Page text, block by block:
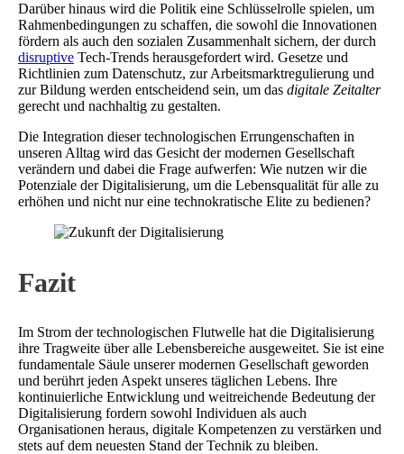
Darüber hinaus wird die Politik eine Schlüsselrolle spielen, um
Rahmenbedingungen zu schaffen, die sowohl die Innovationen
fördern als auch den sozialen Zusammenhalt sichern, der durch
disruptive Tech-Trends herausgefordert wird. Gesetze und
Richtlinien zum Datenschutz, zur Arbeitsmarktregulierung und
zur Bildung werden entscheidend sein, um das digitale Zeitalter
gerecht und nachhaltig zu gestalten.
Die Integration dieser technologischen Errungenschaften in
unseren Alltag wird das Gesicht der modernen Gesellschaft
verändern und dabei die Frage aufwerfen: Wie nutzen wir die
Potenziale der Digitalisierung, um die Lebensqualität für alle zu
erhöhen und nicht nur eine technokratische Elite zu bedienen?
Fazit
Im Strom der technologischen Flutwelle hat die Digitalisierung
ihre Tragweite über alle Lebensbereiche ausgeweitet. Sie ist eine
fundamentale Säule unserer modernen Gesellschaft geworden
und berührt jeden Aspekt unseres täglichen Lebens. Ihre
kontinuierliche Entwicklung und weitreichende Bedeutung der
Digitalisierung fordern sowohl Individuen als auch
Organisationen heraus, digitale Kompetenzen zu verstärken und
stets auf dem neuesten Stand der Technik zu bleiben.